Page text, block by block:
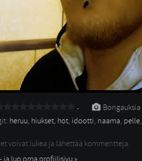
- Bongauksia
heruu, hiukset, hot, idootti, naama, pelle,
voivat lukea ja lähettää kommentteja.
- ja luo oma profiilisivu »